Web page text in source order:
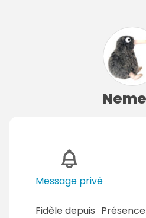
Message privé
Fidèle depuis Présence